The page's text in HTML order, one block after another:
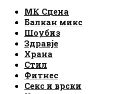
МК Сцена
Балкан микс
Шоубиз
Здравје
Храна
Стил
Фитнес
Секс и врски